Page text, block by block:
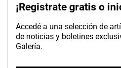
¡Registrate gratis o
Accedé a una selección de
de noticias y boletines
Galería.